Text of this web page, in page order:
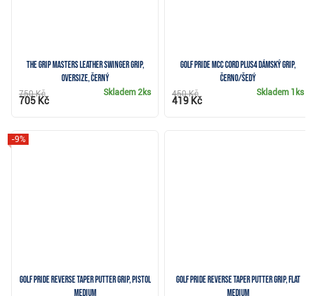
The Grip Masters Leather Swinger grip,
Oversize, černý
Skladem2ks
750 Kč
705 Kč
Golf Pride MCC Cord Plus4 dámský grip,
černo/šedý
Skladem 1ks
450 Kč
419 Kč
Golf Pride Reverse Taper putter grip, Pistol
Medium
-9%
Golf Pride Reverse Taper putter grip, Flat
Medium